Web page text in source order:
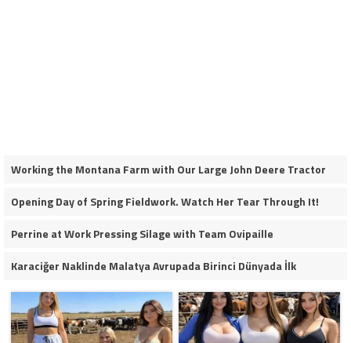
Working the Montana Farm with Our Large John Deere Tractor
Opening Day of Spring Fieldwork. Watch Her Tear Through It!
Perrine at Work Pressing Silage with Team Ovipaille
Karaciğer Naklinde Malatya Avrupada Birinci Dünyada İlk